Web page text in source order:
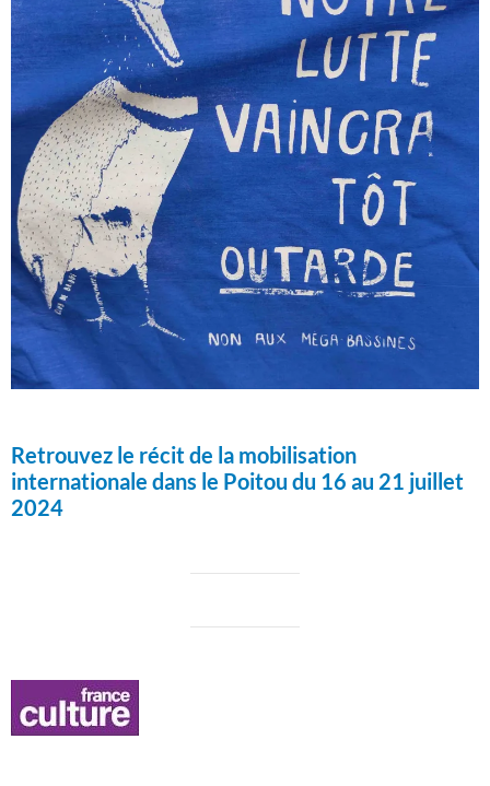
Retrouvez le récit de la mobilisation
internationale dans le Poitou du 16 au 21 juillet
2024